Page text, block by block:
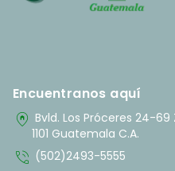
Encuentranos aquí
home_pin Bvld. Los Próceres 24-69
1101 Guatemala C.A.
phone_in_talk (502)2493-5555